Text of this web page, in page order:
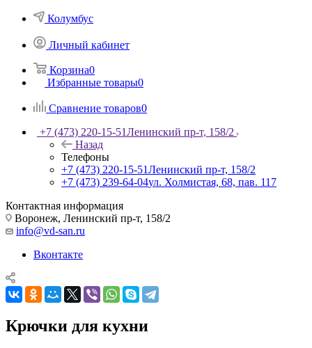
Колумбус
Личный кабинет
Корзина0
Избранные товары0
Сравнение товаров0
+7 (473) 220-15-51Ленинский пр-т, 158/2
Назад
Телефоны
+7 (473) 220-15-51Ленинский пр-т, 158/2
+7 (473) 239-64-04ул. Холмистая, 68, пав. 117
Контактная информация
Воронеж, Ленинский пр-т, 158/2
info@vd-san.ru
Вконтакте
Крючки для кухни